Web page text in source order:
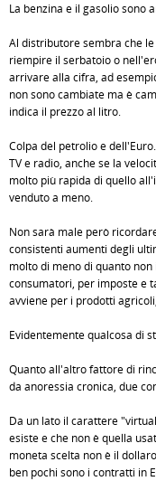
La benzina e il gasolio sono
Al distributore sembra che
riempire il serbatoio o
arrivare alla cifra, ad
non sono cambiate ma è
indica il prezzo al litro.
Colpa del petrolio e
TV e radio, anche se la
molto più rapida di quello
venduto a meno.
Non sarà male però
consistenti aumenti degli
molto di meno di quanto non
consumatori, per imposte e
avviene per i prodotti
Evidentemente qualcosa di
Quanto all'altro fattore di
da anoressia cronica, due
Da un lato il carattere
esiste e che non è quella
moneta scelta non è il
ben pochi sono i contratti in